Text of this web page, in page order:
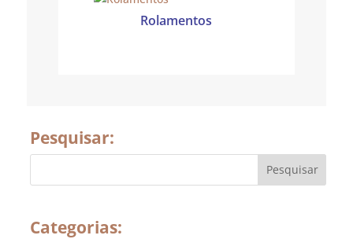
Rolamentos
Pesquisar:
Categorias: